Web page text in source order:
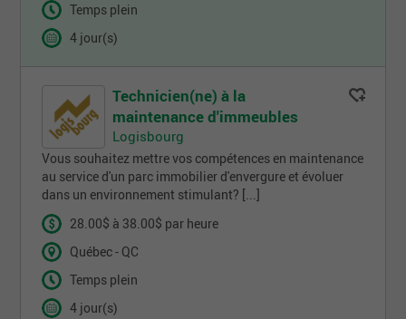
Temps plein
4 jour(s)
Technicien(ne) à la
maintenance d'immeubles
Logisbourg
Vous souhaitez mettre vos compétences en maintenance
au service d'un parc immobilier d'envergure et évoluer
dans un environnement stimulant? [...]
28.00$ à 38.00$ par heure
Québec - QC
Temps plein
4 jour(s)